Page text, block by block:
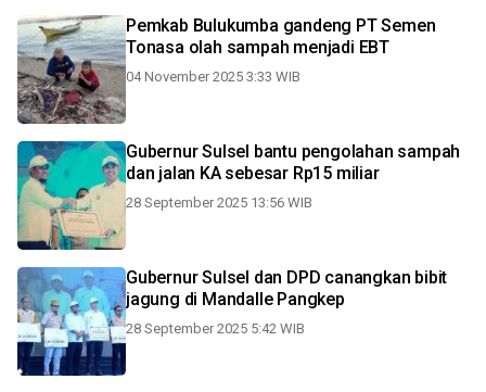
Pemkab Bulukumba gandeng PT Semen
Tonasa olah sampah menjadi EBT
04 November 2025 3:33 WIB
Gubernur Sulsel bantu pengolahan sampah
dan jalan KA sebesar Rp15 miliar
28 September 2025 13:56 WIB
Gubernur Sulsel dan DPD canangkan bibit
jagung di Mandalle Pangkep
28 September 2025 5:42 WIB